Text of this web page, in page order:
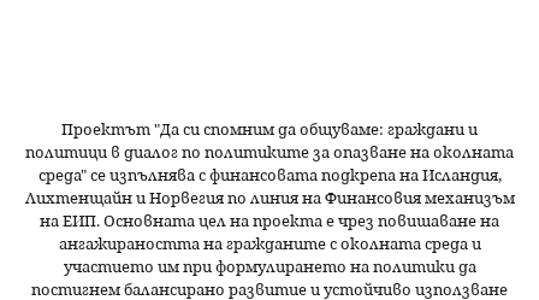
Проектът "Да си спомним даобщуваме: граждани и
политици в диалог по политиките за опазване на околната
среда" се изпълнява с финансовата подкрепа на Исландия,
Лихтенщайн и Норвегия по линия на Финансовия механизъм
на ЕИП. Основната цел на проекта е чрез повишаване на
ангажираността на гражданите с околната среда и
участието им при формулирането на политики да
постигнем балансирано развитие и устойчиво използване